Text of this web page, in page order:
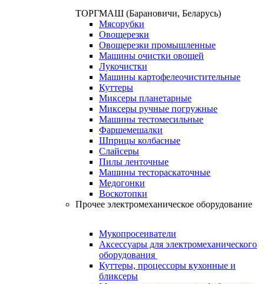
ТОРГМАШ (Барановичи, Беларусь)
Мясорубки
Овощерезки
Овощерезки промышленные
Машины очистки овощей
Лукочистки
Машины картофелеочистительные
Куттеры
Миксеры планетарные
Миксеры ручные погружные
Машины тестомесильные
Фаршемешалки
Шприцы колбасные
Слайсеры
Пилы ленточные
Машины тестораскаточные
Медогонки
Воскотопки
Прочее электромеханическое оборудование
Мукопросеиватели
Аксессуары для электромеханического
оборудования
Куттеры, процессоры кухонные и
бликсеры